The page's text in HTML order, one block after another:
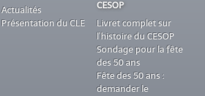
Actualités
Présentation du CLE
CESOP
Livret complet sur
l’histoire du CESOP
Sondage pour la fête
des 50 ans
Fête des 50 ans :
demander le